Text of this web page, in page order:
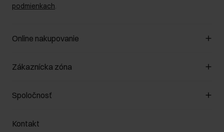
podmienkach.
Online nakupovanie
Spravovať súbory cookie
Spôsob platby
Vrátenie
Zákaznícka zóna
Zákazníky klub
Pravidlá propagácie
Starostlivosť o kožu
Spoločnosť
O nás
Kontakt